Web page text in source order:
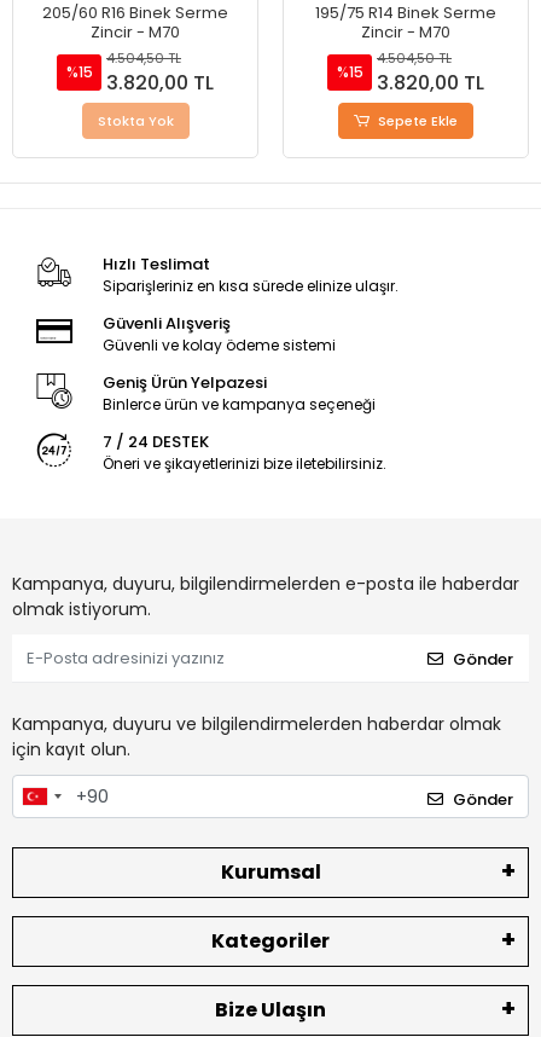
205/60 R16 Binek Serme
Zincir - M70
%15
4.504,50 TL
3.820,00 TL
Stokta Yok
195/75 R14 Binek Serme
Zincir - M70
%15
4.504,50 TL
3.820,00 TL
Sepete Ekle
Hızlı Teslimat
Siparişleriniz en kısa sürede elinize ulaşır.
Güvenli Alışveriş
Güvenli ve kolay ödeme sistemi
Geniş Ürün Yelpazesi
Binlerce ürün ve kampanya seçeneği
7 / 24 DESTEK
Öneri ve şikayetlerinizi bize iletebilirsiniz.
Kampanya, duyuru, bilgilendirmelerden e-posta ile haberdar
olmak istiyorum.
Gönder
Kampanya, duyuru ve bilgilendirmelerden haberdar olmak
için kayıt olun.
Gönder
Kurumsal
Kategoriler
Bize Ulaşın